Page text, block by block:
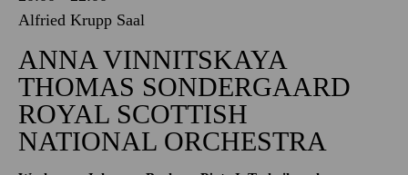
Alfried Krupp Saal
ANNA VINNITSKAYA
THOMAS SONDERGAARD
ROYAL SCOTTISH
NATIONAL ORCHESTRA